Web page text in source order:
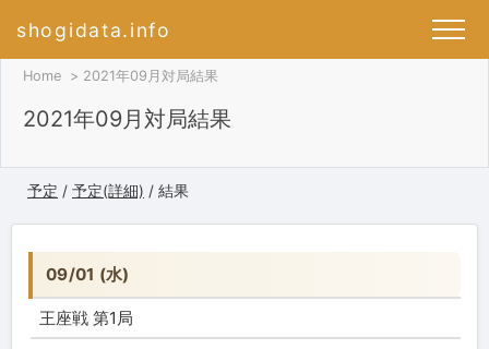
shogidata.info
Home 2021年09月対局結果
2021年09月対局結果
予定 / 予定(詳細) / 結果
09/01 (水)
王座戦 第1局